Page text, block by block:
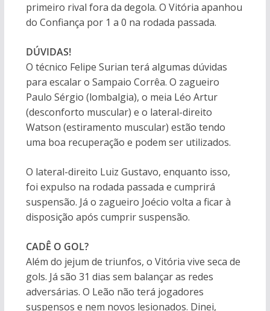
primeiro rival fora da degola. O Vitória apanhou
do Confiança por 1 a 0 na rodada passada.
DÚVIDAS!
O técnico Felipe Surian terá algumas dúvidas
para escalar o Sampaio Corrêa. O zagueiro
Paulo Sérgio (lombalgia), o meia Léo Artur
(desconforto muscular) e o lateral-direito
Watson (estiramento muscular) estão tendo
uma boa recuperação e podem ser utilizados.
O lateral-direito Luiz Gustavo, enquanto isso,
foi expulso na rodada passada e cumprirá
suspensão. Já o zagueiro Joécio volta a ficar à
disposição após cumprir suspensão.
CADÊ O GOL?
Além do jejum de triunfos, o Vitória vive seca de
gols. Já são 31 dias sem balançar as redes
adversárias. O Leão não terá jogadores
suspensos e nem novos lesionados. Dinei,